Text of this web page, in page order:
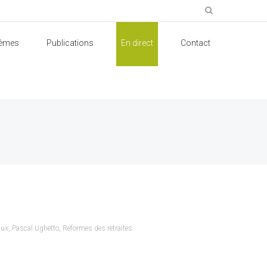
Publications En direct Contact
, Pascal Ughetto, Réformes des retraites